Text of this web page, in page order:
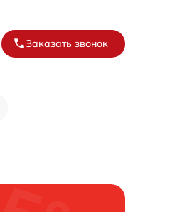
Заказать звонок